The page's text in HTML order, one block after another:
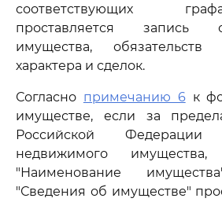
соответствующих
проставляется запись
имущества, обязательств
характера и сделок.
Согласно примечанию 6к
имуществе, если за
Российской
недвижимого
"Наименование
"Сведения об имуществе"